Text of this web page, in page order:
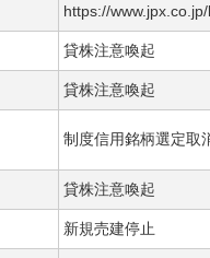
https://
貸株注意喚起
貸株注意喚起
制度信用銘柄選定取
貸株注意喚起
新規売建停止